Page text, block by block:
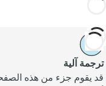
ترجمة آلية
قد يقوم جزء من هذه